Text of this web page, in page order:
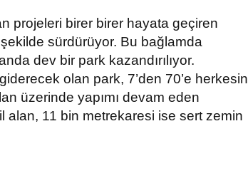
projeleri birer birer hayata geçiren
sürdürüyor. Bu bağlamda
dev bir park kazandırılıyor.
olan park, 7’den 70’e herkesin
üzerinde yapımı devam eden
alan, 11 bin metrekaresi ise sert zemin